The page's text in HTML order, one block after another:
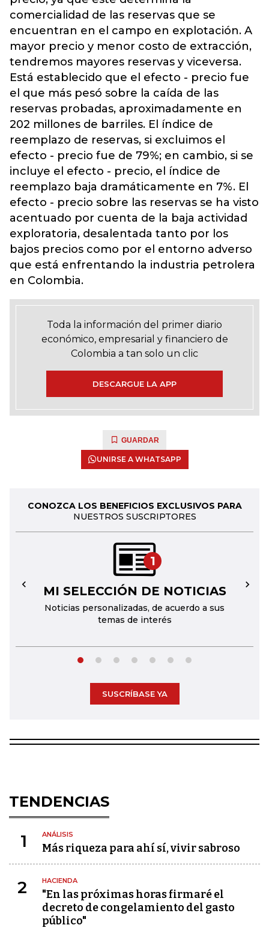
comercialidad de las reservas que se
encuentran en el campo en explotación. A
mayor precio y menor costo de extracción,
tendremos mayores reservas y viceversa.
Está establecido que el efecto - precio fue
el que más pesó sobre la caída de las
reservas probadas, aproximadamente en
202 millones de barriles. El índice de
reemplazo de reservas, si excluimos el
efecto - precio fue de 79%; en cambio, si se
incluye el efecto - precio, el índice de
reemplazo baja dramáticamente en 7%. El
efecto - precio sobre las reservas se ha visto
acentuado por cuenta de la baja actividad
exploratoria, desalentada tanto por los
bajos precios como por el entorno adverso
que está enfrentando la industria petrolera
en Colombia.
Toda la información del primer diario
económico, empresarial y financiero de
Colombia a tan solo un clic
DESCARGUE LA APP
GUARDAR
UNIRSE A WHATSAPP
CONOZCA LOS BENEFICIOS EXCLUSIVOS PARA
NUESTROS SUSCRIPTORES
1
MI SELECCIÓN DE NOTICIAS
Noticias personalizadas, de acuerdo a sus
temas de interés
← →
SUSCRÍBASE YA
TENDENCIAS
1 ANÁLISIS
Más riqueza para ahí sí, vivir sabroso
2 HACIENDA
"En las próximas horas firmaré el
decreto de congelamiento del gasto
público"